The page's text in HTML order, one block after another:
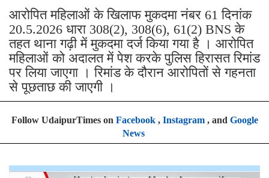
आरोपित महिलाओं के खिलाफ मुकदमा नंबर 61 दिनांक
20.5.2026 धारा 308(2), 308(6), 61(2) BNS के
तहत थाना गढ़ी में मुकदमा दर्ज किया गया है । आरोपित
महिलाओं को अदालत में पेश करके पुलिस हिरासत रिमांड
पर लिया जाएगा । रिमांड के दौरान आरोपितों से गहनता
से पूछताछ की जाएगी ।
Follow UdaipurTimes on Facebook, Instagram, and Google
News